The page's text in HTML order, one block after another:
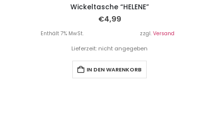
Wickeltasche “HELENE”
€4,99
Enthält 7% MwSt. zzgl. Versand
Lieferzeit: nicht angegeben
IN DEN WARENKORB